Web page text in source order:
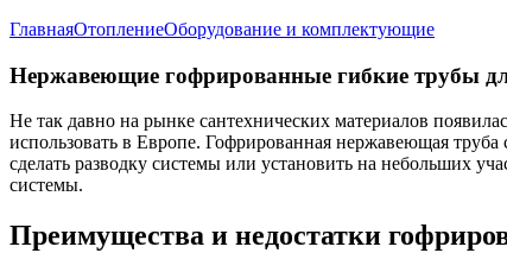
ГлавнаяОтоплениеОборудование и комплектующие
Нержавеющие гофрированные гибкие трубы
Не так давно на рынке сантехнических материалов
использовать в Европе. Гофрированная нержавеющая
сделать разводку системы или установить на небольших
системы.
Преимущества и недостатки